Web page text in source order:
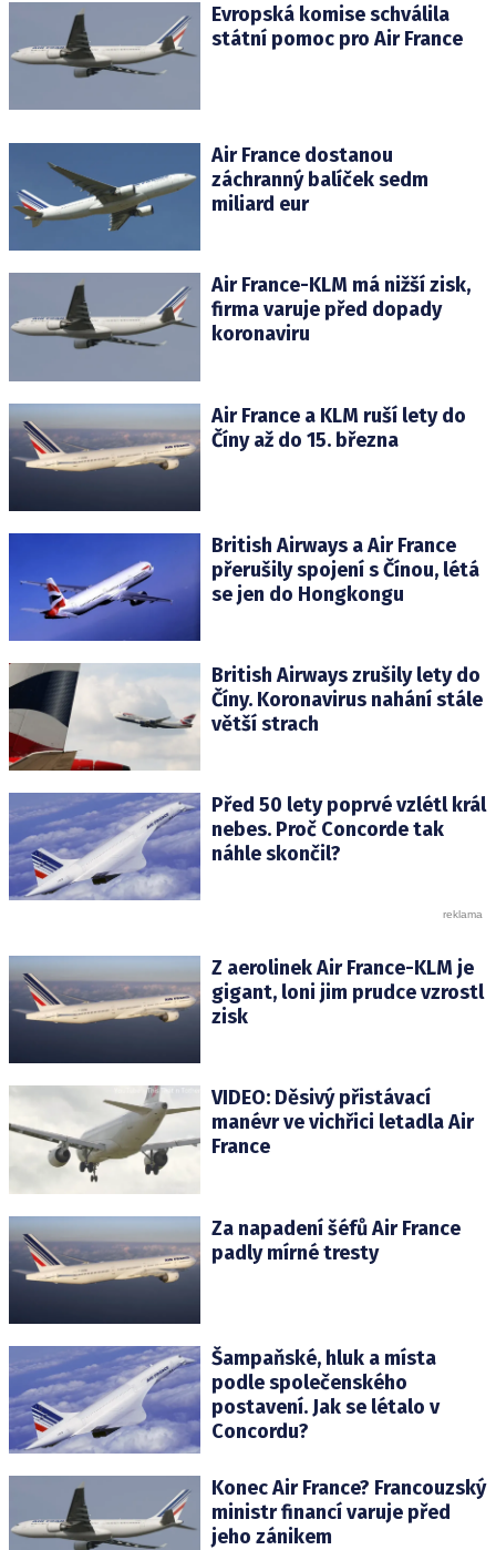
Evropská komise schválila
státní pomoc pro Air France
Air France dostanou
záchranný balíček sedm
miliard eur
Air France-KLM má nižší zisk,
firma varuje před dopady
koronaviru
Air France a KLM ruší lety do
Číny až do 15. března
British Airways a Air France
přerušily spojení s Čínou, létá
se jen do Hongkongu
British Airways zrušily lety do
Číny. Koronavirus nahání stále
větší strach
Před 50 lety poprvé vzlétl král
nebes. Proč Concorde tak
náhle skončil?
Z aerolinek Air France-KLM je
gigant, loni jim prudce vzrostl
zisk
VIDEO: Děsivý přistávací
manévr ve vichřici letadla Air
France
Za napadení šéfů Air France
padly mírné tresty
Šampaňské, hluk a místa
podle společenského
postavení. Jak se létalo v
Concordu?
Konec Air France? Francouzský
ministr financí varuje před
jeho zánikem